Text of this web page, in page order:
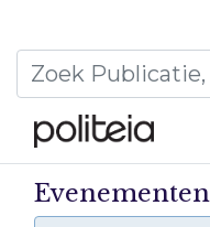
Evenementen